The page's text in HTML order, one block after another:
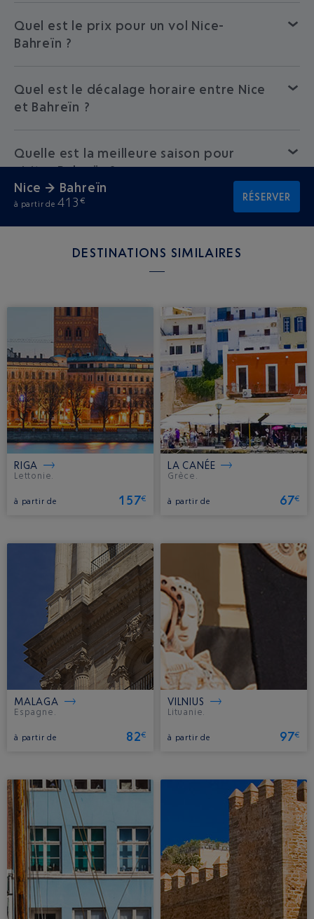
Nice → Bahreïn
à partir de 413€ RÉSERVER
Quel est le prix pour un vol Nice-
Bahreïn ?
Quel est le décalage horaire entre Nice
et Bahreïn ?
Quelle est la meilleure saison pour
visiter Bahreïn ?
DESTINATIONS SIMILAIRES
RIGA
Lettonie.
à partir de 157€
LA CANÉE
Grèce.
à partir de 67€
MALAGA
Espagne.
à partir de 82€
VILNIUS
Lituanie.
à partir de 97€